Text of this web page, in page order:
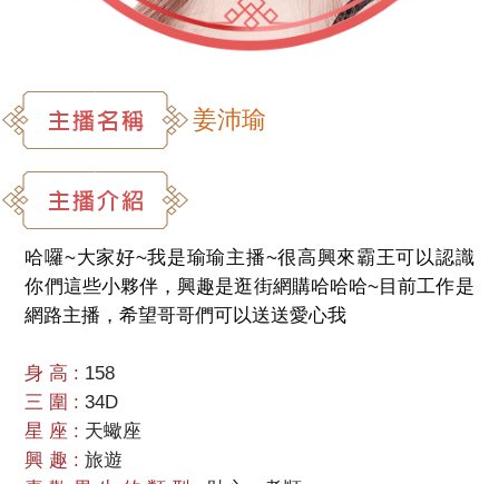
姜沛瑜
哈囉~大家好~我是瑜瑜主播~很高興來霸王可以認識
你們這些小夥伴，興趣是逛街網購哈哈哈~目前工作是
網路主播，希望哥哥們可以送送愛心我
身高: 158
三圍:34D
星座: 天蠍座
興趣:旅遊